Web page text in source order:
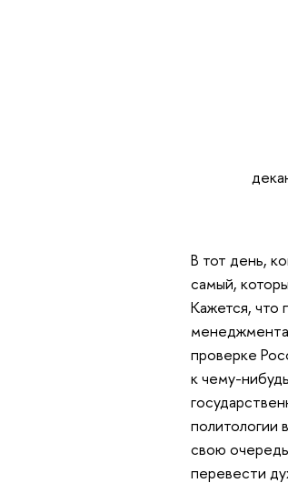
В тот день,
самый,
Кажется, что
проверке
к чему-
политологии
свою
перевести